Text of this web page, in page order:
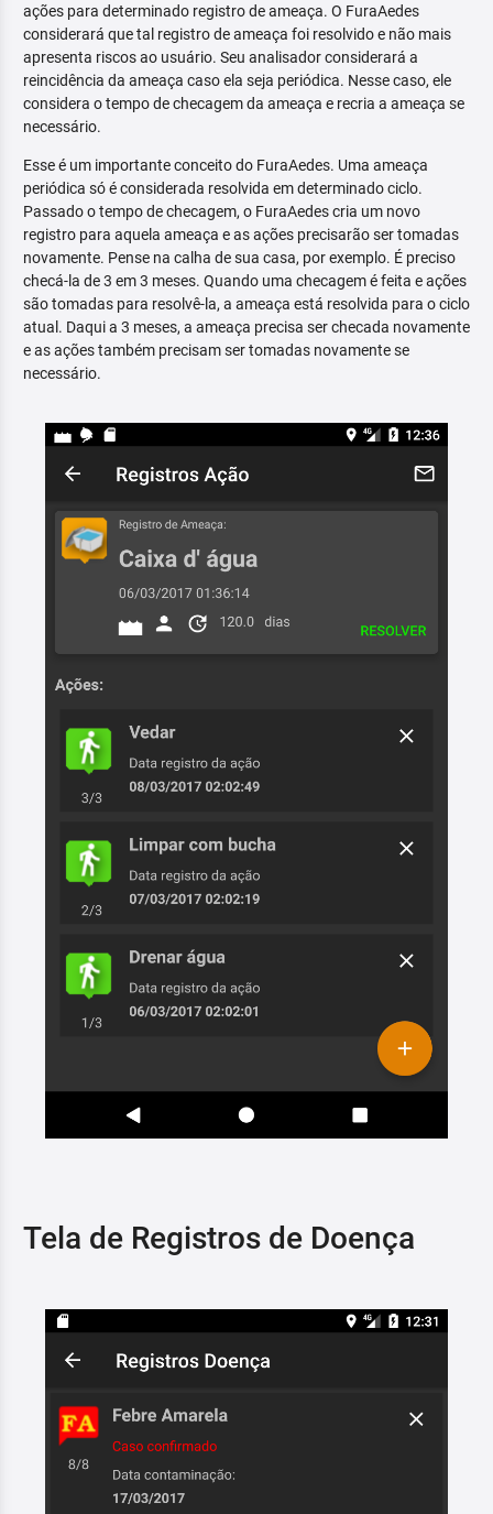
ações para determinado registro de ameaça. O FuraAedes
considerará que tal registro de ameaça foi resolvido e não mais
apresenta riscos ao usuário. Seu analisador considerará a
reincidência da ameaça caso ela seja periódica. Nesse caso, ele
considera o tempo de checagem da ameaça e recria a ameaça se
necessário.
Esse é um importante conceito do FuraAedes. Uma ameaça
periódica só é considerada resolvida em determinado ciclo.
Passado o tempo de checagem, o FuraAedes cria um novo
registro para aquela ameaça e as ações precisarão ser tomadas
novamente. Pense na calha de sua casa, por exemplo. É preciso
checá-la de 3 em 3 meses. Quando uma checagem é feita e ações
são tomadas para resolvê-la, a ameaça está resolvida para o ciclo
atual. Daqui a 3 meses, a ameaça precisa ser checada novamente
e as ações também precisam ser tomadas novamente se
necessário.
Tela de Registros de Doença